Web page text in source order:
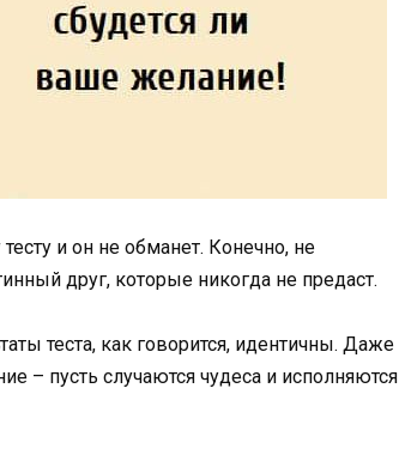
и он не обманет. Конечно, не
друг, которые никогда не предаст.
теста, как говорится, идентичны. Даже
– пусть случаются чудеса и исполняются